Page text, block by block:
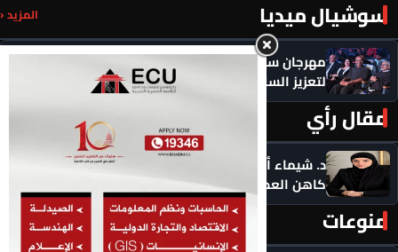
سوشيال ميديا المزيد ‹
مهرجان سيمفوني للفنون يكرم رموزاً مؤثرة ويدعو
لتعزيز السلام
مقال رأي
د. شيماء أحمدين تكتب .. حين يصبح الذكاء الاصطناعي
كاهن العصر: هل نستبدل التأمل بالاستهلاك؟
منوعات المزيد ‹